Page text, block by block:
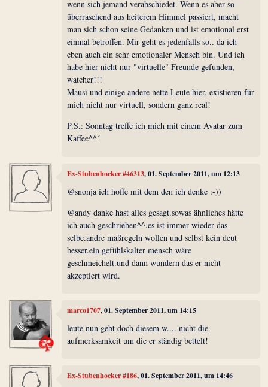
wenn sich jemand verabschiedet. Wenn es aber so
überraschend aus heiterem Himmel passiert, macht
man sich schon seine Gedanken und ist emotional erst
einmal betroffen. Mir geht es jedenfalls so.. da ich
eben auch ein sehr emotionaler Mensch bin. Und ich
habe hier nicht nur "virtuelle" Freunde gefunden,
watcher!!!
Mausi und einige andere nette Leute hier, existieren für
mich nicht nur virtuell, sondern ganz real!
P.S.: Sonntag treffe ich mich mit einem Avatar zum
Kaffee^^´
Ex-Stubenhocker #46313, 01. September 2011, um 12:13
@snonja ich hoffe mit dem den ich denke :-))
@andy danke hast alles gesagt.sowas ähnliches hätte
ich auch geschrieben^^.es ist immer wieder das
selbe.andre maßregeln wollen und selbst kein deut
besser.ein gefühlskalter mensch wäre
geschmeichelt.und dann wundern das er nicht
akzeptiert wird.
marco1707, 01. September 2011, um 14:15
leute nun gebt doch diesem w.... nicht die
aufmerksamkeit um die er ständig bettelt!
Ex-Stubenhocker #186, 01. September 2011, um 14:46